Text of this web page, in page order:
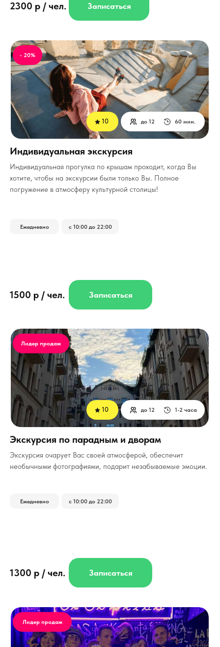
Индивидуальная прогулка по крышам проходит, когда Вы
хотите, чтобы на экскурсии были только Вы. Полное
погружение в атмосферу культурной столицы!
60 мин.
до 12
Ежедневно с 10:00 до 22:00
- 20%
Индивидуальная экскурсия
10
2300 р / чел. Записаться
Лидер продаж
Экскурсия очарует Вас своей атмосферой, обеспечит
необычными фотографиями, подарит незабываемые эмоции.
1500 р / чел.
Ежедневно
Записаться
с 10:00 до 22:00
1300 р / чел.
Лидер продаж
Записаться
Экскурсия по парадным и дворам
10 1-2 часа
до 12